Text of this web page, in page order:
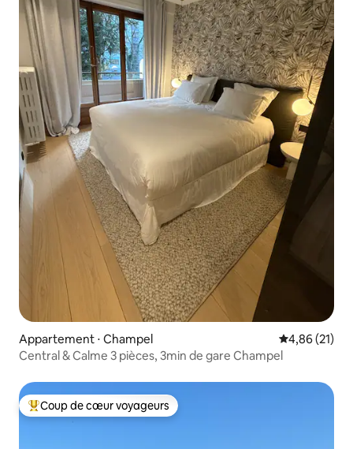
Appartement ⋅ Champel Évaluation
4,86 (21)
Central & Calme 3 pièces, 3min de gare Champel
Coups de cœur voyageurs les plus appréciés
Coup de cœur voyageurs